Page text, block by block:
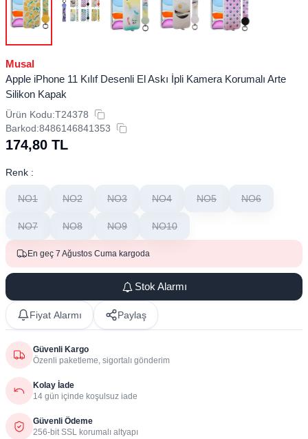
Musal
Apple iPhone 11 Kılıf Desenli El Askı İpli Kamera Korumalı Arte
Silikon Kapak
Ürün Kodu:T24378
Barkod:8486146841353
174,80 TL
Renk :
NO1 NO2 NO3 NO4 NO5 NO6
NO7 NO8 NO9 NO10
En geç 7 Ağustos Cuma kargoda
Stok Alarmı
Fiyat Alarmı Paylaş
Güvenli Kargo
Özenli paketleme, sigortalı gönderim
Kolay İade
14 gün içinde koşulsuz iade
Güvenli Ödeme
256-bit SSL korumalı altyapı